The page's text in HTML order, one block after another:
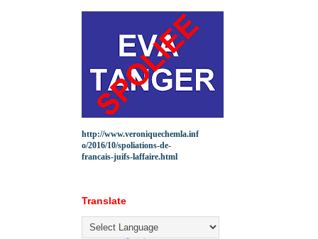
http://www.veroniquechemla.inf
o/2016/10/spoliations-de-
francais-juifs-laffaire.html
Translate